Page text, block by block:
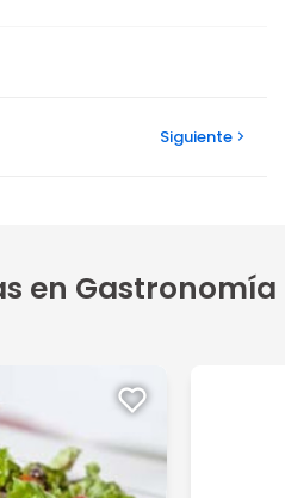
Siguiente
en Gastronomía